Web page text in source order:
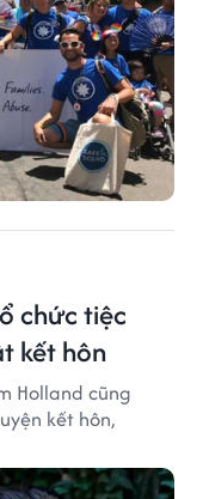
chức tiệc
kết hôn
Holland cũng
kết hôn,